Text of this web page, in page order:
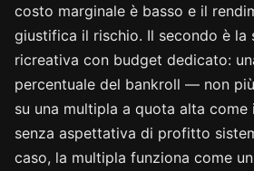
costo marginale è basso e il
giustifica il rischio. Il secondo è la
ricreativa con budget dedicato:
percentuale del bankroll — non
su una multipla a quota alta come
senza aspettativa di profitto
caso, la multipla funziona come